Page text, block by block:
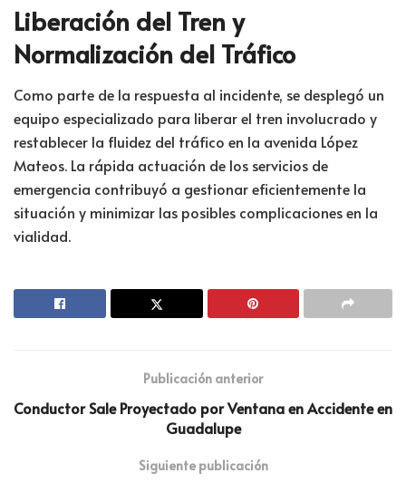
Liberación del Tren y
Normalización del Tráfico
Como parte de la respuesta al incidente, se desplegó un
equipo especializado para liberar el tren involucrado y
restablecer la fluidez del tráfico en la avenida López
Mateos. La rápida actuación de los servicios de
emergencia contribuyó a gestionar eficientemente la
situación y minimizar las posibles complicaciones en la
vialidad.
Publicación anterior
Conductor Sale Proyectado por Ventana en Accidente en
Guadalupe
Siguiente publicación